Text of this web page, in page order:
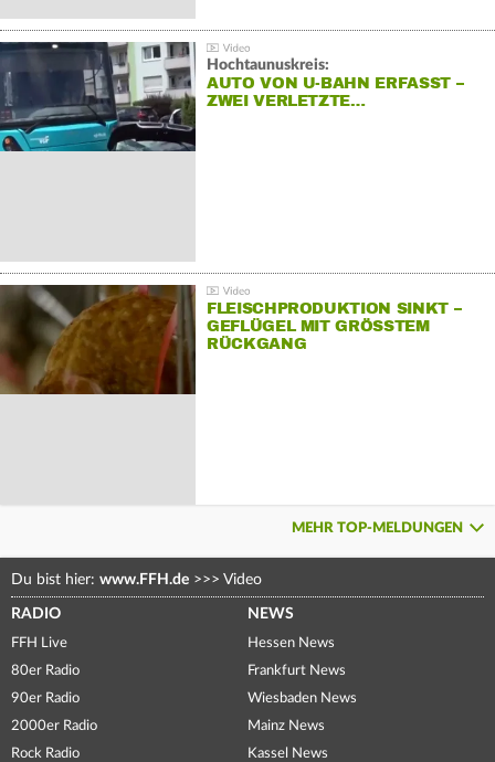
Hochtaunuskreis:
AUTO VON U-BAHN ERFASST –
ZWEI VERLETZTE…
FLEISCHPRODUKTION SINKT –
GEFLÜGEL MIT GRÖSSTEM R
ÜCKGANG
MEHR TOP-MELDUNGEN
Du bist hier: www.FFH.de >>> Video
RADIO
FFH Live
80er Radio
90er Radio
2000er Radio
Rock Radio
NEWS
Hessen News
Frankfurt News
Wiesbaden News
Mainz News
Kassel News